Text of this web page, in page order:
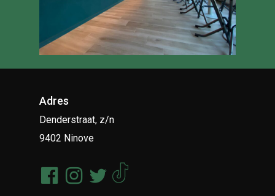
Adres
Denderstraat, z/n
9402 Ninove